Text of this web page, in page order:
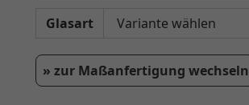
Glasart
» zur Maßanfertigung wechseln